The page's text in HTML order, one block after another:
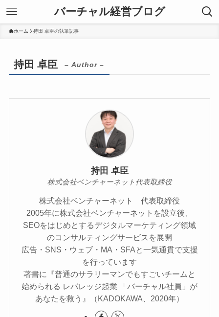
バーチャル経営ブログ
ホーム 持田 卓臣の執筆記事
持田 卓臣 – Author –
持田 卓臣
株式会社ベンチャーネット代表取締役
株式会社ベンチャーネット 代表取締役
2005年に株式会社ベンチャーネットを設立後、
SEOをはじめとするデジタルマーケティング領域
のコンサルティングサービスを展開
広告・SNS・ウェブ・MA・SFAと一気通貫で支援
を行っています
著書に『普通のサラリーマンでもすごいチームと
始められる レバレッジ起業 「バーチャル社員」が
あなたを救う』（KADOKAWA、2020年）